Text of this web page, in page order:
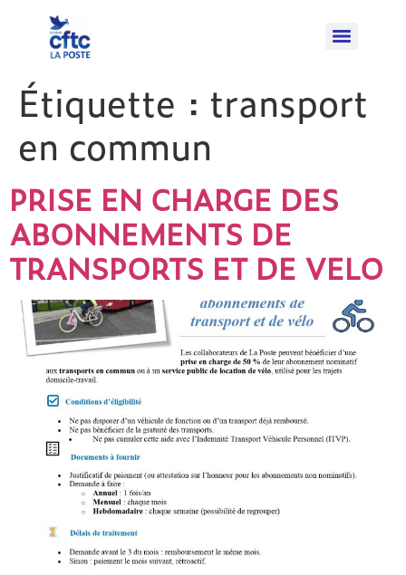
Étiquette : transport
en commun
PRISE EN CHARGE DES
ABONNEMENTS DE
TRANSPORTS ET DE VELO